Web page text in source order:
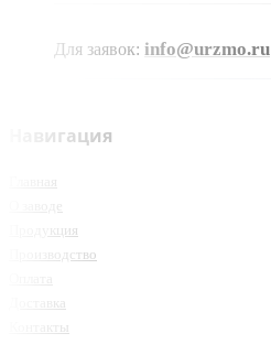
Для заявок: info@urzmo.ru
Навигация
Главная
О заводе
Продукция
Производство
Доставка
Контакты